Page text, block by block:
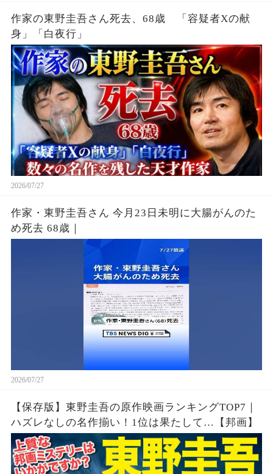
作家の東野圭吾さん死去、68歳 「容疑者Xの献
身」「白夜行」
2026/07/27
作家・東野圭吾さん 今月23日未明に大腸がんのた
め死去 68歳｜
2026/07/27
【保存版】東野圭吾の原作映画ランキングTOP7｜
ハズレなしの名作揃い！1位は果たして…【邦画】